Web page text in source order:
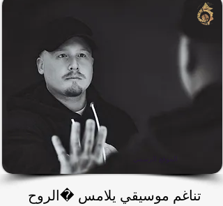
تناغم موسيقي يلامس الروح
تناغم موسيقي يلامس �الروح